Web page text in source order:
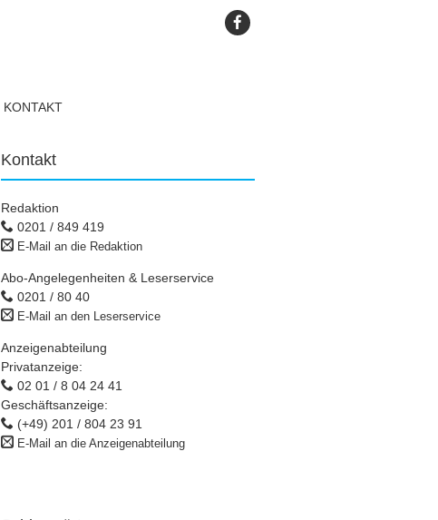
KONTAKT
Kontakt
Redaktion
0201 / 849 419
E-Mail an die Redaktion
Abo-Angelegenheiten & Leserservice
0201 / 80 40
E-Mail an den Leserservice
Anzeigenabteilung
Privatanzeige:
02 01 / 8 04 24 41
Geschäftsanzeige:
(+49) 201 / 804 23 91
E-Mail an die Anzeigenabteilung